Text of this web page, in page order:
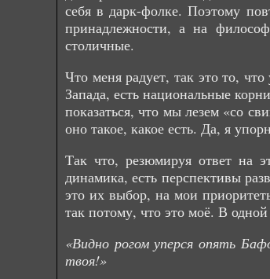
себя в дарк-фолке. Поэтому
принадлежности, а на
столичные.
Что меня радует, так это то,
Запада, есть национальные
показаться, что мы лезем «со
оно такое, какое есть. Да, я
Так что, резюмируя ответ на
динамика, есть перспективы
это их выбор, на мои
так потому, что это моё. В
«Видно рогом уперся опять
твоя!»